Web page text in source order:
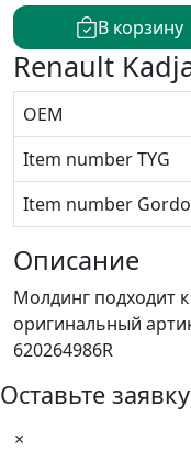
В корзину
Renault
OEM
Item number TYG
Item number
Описание
Молдинг подходит
оригинальный
620264986R
Оставьте заявку
×